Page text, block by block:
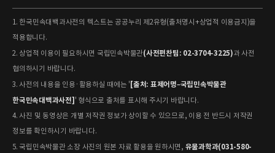
1. 한국민속대백과사전의 텍스트는 공공누리 제2유형(출처명시+상업적 이용금지)을
적용합니다.
2. 상업적 이용이 필요하시면 국립민속박물관(사전편찬팀: 02-3704-3225)과 사전
협의하시기 바랍니다.
3. 사전의 내용을 인용·활용하실 때에는 ' [출처: 표제어명–국립민속박물관
한국민속대백과사전] ' 형식으로 출처를 표시해 주시기 바랍니다.
4. 사진 및 동영상은 개별 저작권 정보가 상이할 수 있으므로, 이용 전 반드시 저작권
정보를 확인하시기 바랍니다.
5. 국립민속박물관 소장 사진의 원본 자료 활용을 원하시면, 유물과학과(031-580-